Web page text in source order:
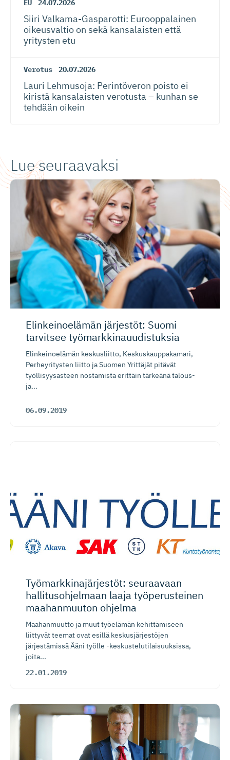
EU 24.07.2026
Siiri Valkama-Gas­pa­rotti: Eurooppalainen
oikeusvaltio on sekä kansalaisten että
yritysten etu
Verotus 20.07.2026
Lauri Lehmusoja: Perintöveron poisto ei
kiristä kansalaisten verotusta – kunhan se
tehdään oikein
Lue seuraavaksi
Elinkeinoelämän järjestöt: Suomi
tarvitsee työmarkki­nauu­dis­tuksia
Elinkeinoelämän keskusliitto, Keskuskauppakamari,
Perheyritysten liitto ja Suomen Yrittäjät pitävät
työllisyysasteen nostamista erittäin tärkeänä talous-
ja...
06.09.2019
Työmarkki­na­jär­jestöt: seuraavaan
hallitusoh­jelmaan laaja työperusteinen
maahanmuuton ohjelma
Maahanmuutto ja muut työelämän kehittämiseen
liittyvät teemat ovat esillä keskusjärjestöjen
järjestämissä Ääni työlle -keskustelutilaisuuksissa,
joita...
22.01.2019